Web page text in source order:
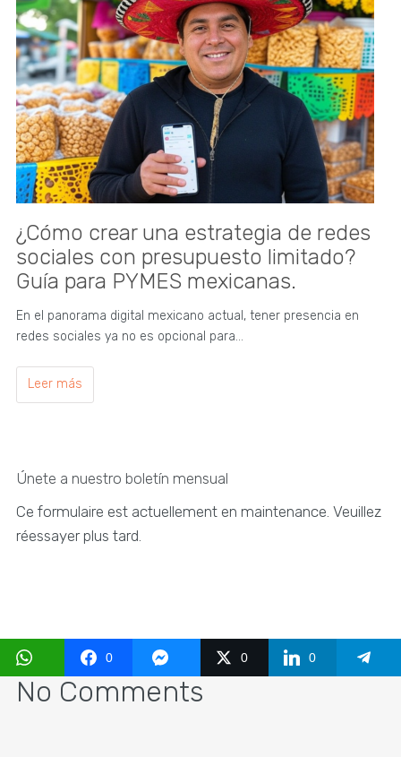
¿Cómo crear una estrategia de redes
sociales con presupuesto limitado?
Guía para PYMES mexicanas.
En el panorama digital mexicano actual, tener presencia en
redes sociales ya no es opcional para…
Leer más
Únete a nuestro boletín mensual
Ce formulaire est actuellement en maintenance. Veuillez
réessayer plus tard.
0 0 0
No Comments